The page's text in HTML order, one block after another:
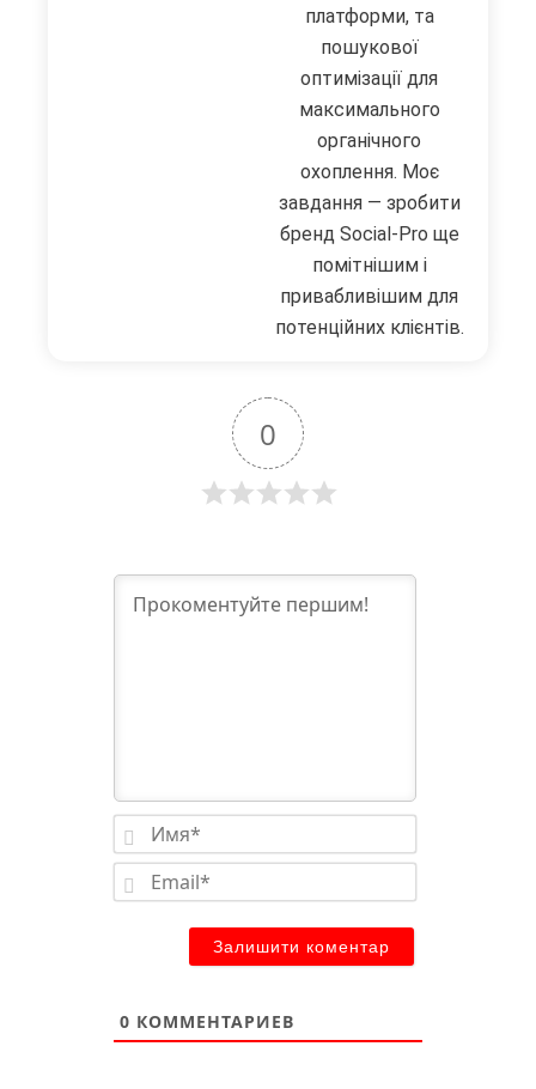
платформи, та
пошукової
оптимізації для
максимального
органічного
охоплення. Моє
завдання — зробити
бренд Social-Pro ще
помітнішим і
привабливішим для
потенційних клієнтів.
0
Имя*
0 КОММЕНТАРИЕВ